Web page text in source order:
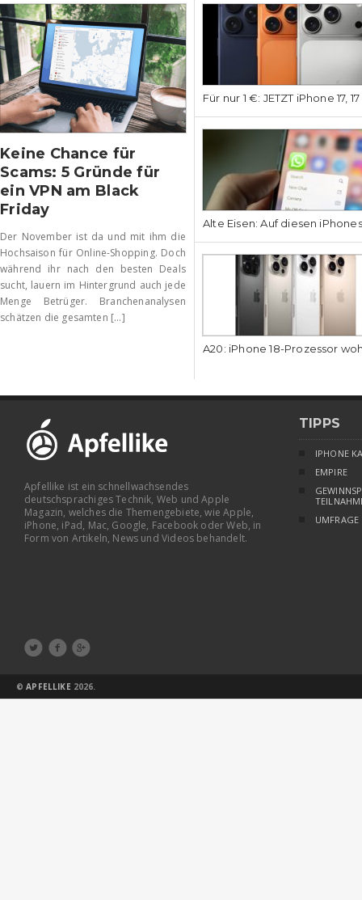
Keine Chance für
Scams: 5 Gründe für
ein VPN am Black
Friday
Der November ist da und mit ihm die
Hochsaison für Online-Shopping. Doch
während ihr nach den besten Deals
sucht, lauern im Hintergrund auch jede
Menge Betrüger. Branchenanalysen
schätzen die gesamten [...]
Für nur 1 €: JETZT iPhone 17,
Alte Eisen: Auf diesen
A20: iPhone 18-Prozessor
Apfellike ist ein schnellwachsendes
deutschsprachiges Technik, Web und Apple
Magazin, welches die Themengebiete, wie Apple,
iPhone, iPad, Mac, Google, Facebook oder Web, in
Form von Artikeln, News und Videos behandelt.
  
TIPPS
IPHONE
EMPIRE
UMFRAGE
©APFELLIKE 2026.